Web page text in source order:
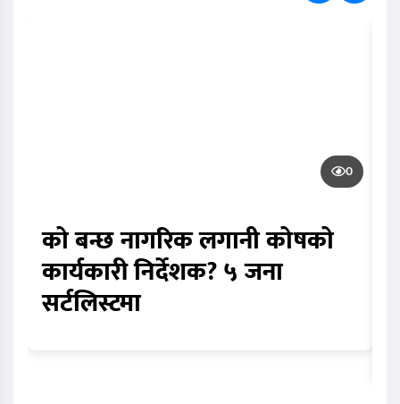
0
को बन्छ नागरिक लगानी कोषको
कार्यकारी निर्देशक? ५ जना
सर्टलिस्टमा